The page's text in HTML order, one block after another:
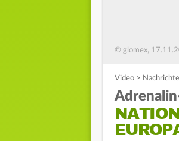
© glomex,
Video >